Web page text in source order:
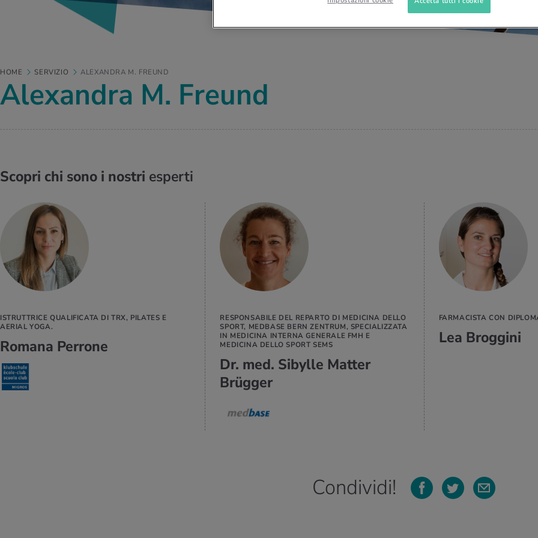
HOME SERVIZIO ALEXANDRA M. FREUND
Alexandra M. Freund
Scopri chi sono i nostri esperti
ISTRUTTRICE QUALIFICATA DI TRX, PILATES E
AERIAL YOGA.
Romana Perrone
RESPONSABILE DEL REPARTO DI MEDICINA DELLO
SPORT, MEDBASE BERN ZENTRUM, SPECIALIZZATA
IN MEDICINA INTERNA GENERALE FMH E
MEDICINA DELLO SPORT SEMS
Dr. med. Sibylle Matter
Brügger
FARMACISTA CON
Lea Broggini
Condividi!